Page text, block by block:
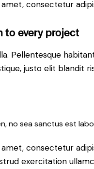
consectetur
to every project
Pellentesque
justo elit blandit
no sea sanctus est
consectetur
exercitation